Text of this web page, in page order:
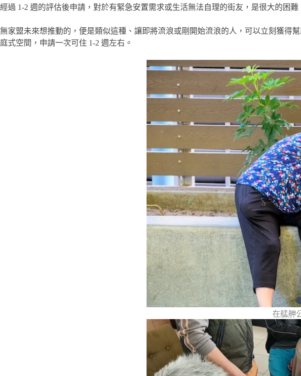
經過 1-2 週的評估後申請，對於有緊急安置需求或生活無法自理的街友，是很大的困難
無家盟未來想推動的，便是類似這種、讓即將流浪或剛開始流浪的人，可以立刻獲得
庭式空間，申請一次可住 1-2 週左右。
在艋舺